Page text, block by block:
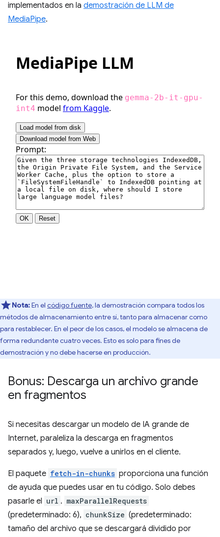
implementados en la demostración de LLM de
MediaPipe.
Nota:En el código fuente, la demostración compara todos los
métodos de almacenamiento entre sí, tanto para almacenar como
para restablecer. En el peor de los casos, el modelo se almacena de
forma redundante cuatro veces. Esto es solo para fines de
demostración y no debe hacerse en producción.
Bonus: Descarga un archivo grande
en fragmentos
Si necesitas descargar un modelo de IA grande de
Internet, paraleliza la descarga en fragmentos
separados y, luego, vuelve a unirlos en el cliente.
El paquete fetch-in-chunks proporciona una función
de ayuda que puedes usar en tu código. Solo debes
pasarle el url . maxParallelRequests
(predeterminado: 6), chunkSize (predeterminado:
tamaño del archivo que se descargará dividido por